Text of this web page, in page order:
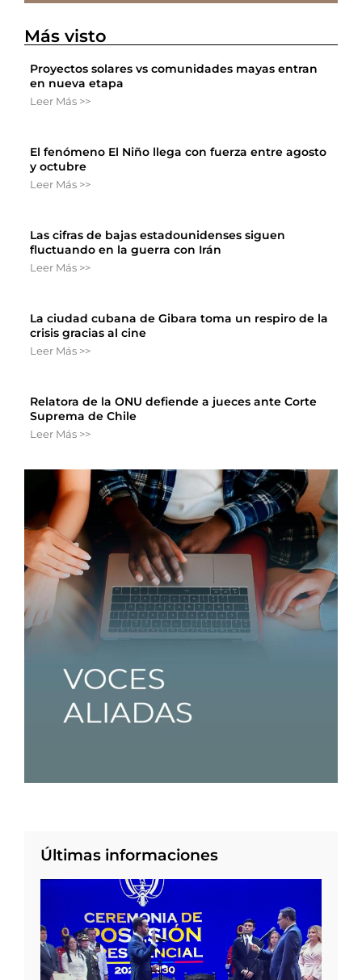
Más visto
Proyectos solares vs comunidades mayas entran
en nueva etapa
Leer Más >>
El fenómeno El Niño llega con fuerza entre agosto
y octubre
Leer Más >>
Las cifras de bajas estadounidenses siguen
fluctuando en la guerra con Irán
Leer Más >>
La ciudad cubana de Gibara toma un respiro de la
crisis gracias al cine
Leer Más >>
Relatora de la ONU defiende a jueces ante Corte
Suprema de Chile
Leer Más >>
Últimas informaciones